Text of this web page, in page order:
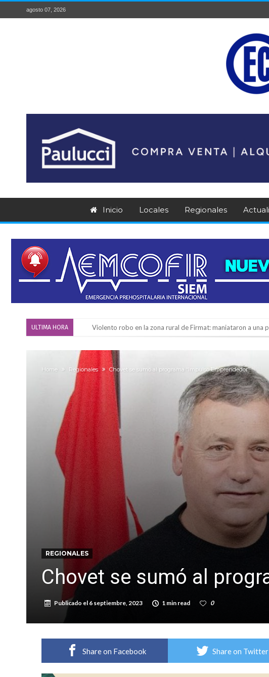
agosto 07, 2026
Inicio Locales Regionales
ULTIMA HORA Violento robo en la zona rural de Firmat: maniataron a una
Firmat: “Codo a codo” lanza una campaña de recolección
Vuelve el básquet: este viernes arranca el Clausura con
Güemes y Mariano Vera
Alerta meteorológico: el SMN advierte por tormentas
¿Llega un “Súper Niño”?: De Benedictis aclara los mitos y
Cañada del Ucle se prepara para la 5ª edición de la Expo
Distinguieron a Ramiro Maldonado, el campeón juvenil de
Villada: evalúan obras preventivas ante posibles lluvias
Home Regionales Chovet se sumó al programa “Impulso Emprendedor”
REGIONALES
Chovet se sumó al
Publicado el 6 septiembre, 2023 1 min read 0
Share on Facebook Share on Twitter